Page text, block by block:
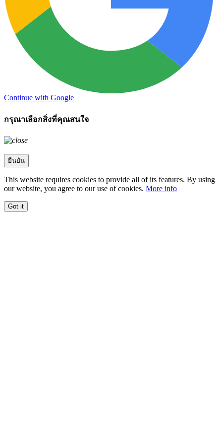
Continue with Google
กรุณาเลือกสิ่งที่คุณสนใจ
ยืนยัน
This website requires cookies to provide all of its features. By using
our website, you agree to our use of cookies. More info
Got it